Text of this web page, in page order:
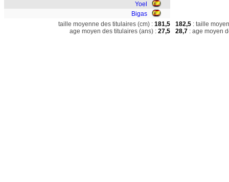
Yoel
Bigas
taille moyenne des titulaires (cm) : 181,5
age moyen des titulaires (ans) : 27,5
182,5 : taille
28,7 : age moyen